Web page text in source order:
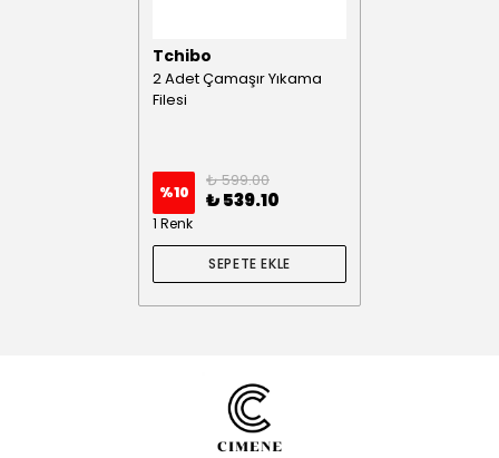
Tchibo
2 Adet Çamaşır Yıkama
Filesi
%10
₺ 599.00
₺ 539.10
1 Renk
SEPETE EKLE